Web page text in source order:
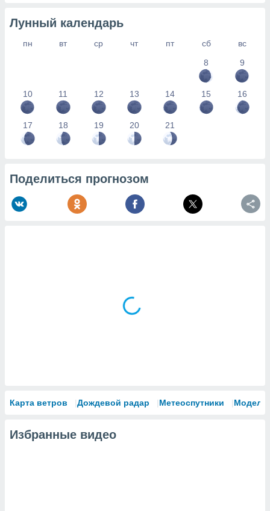
Лунный календарь
пн вт ср чт пт сб
вс
8
9
10 11 12 13 14 15 16
17 18 19 20 21
Поделиться прогнозом
Карта ветров Дождевой радар Метеоспутники Модели
Избранные видео